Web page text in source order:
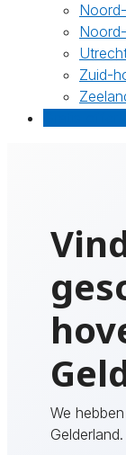
Zuid-
We
Gelderland.